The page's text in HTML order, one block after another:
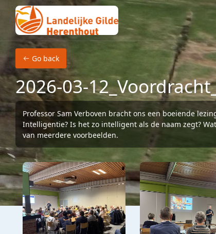
Skip to main content
Go back
2026-03-
Professor Sam Verboven bracht ons een boeiende
Intelligentie? Is het zo intelligent als de naam zegt?
van meerdere voorbeelden.